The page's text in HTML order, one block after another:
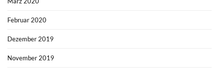
Februar 2020
Dezember 2019
November 2019